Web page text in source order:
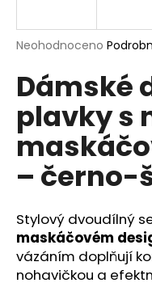
Průměrné
produktu
je
5
hvězdiček.
Neohodnoceno
Dámské
plavky s
– černo-
Stylový dvoudílný
maskáčovém
vázáním doplňují
nohavičkou a
j
t
?
D
o